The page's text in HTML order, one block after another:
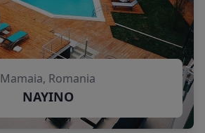
Mamaia, Romania
NAYINO